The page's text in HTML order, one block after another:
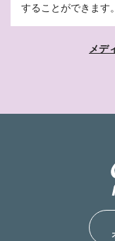
することができます。
メデ